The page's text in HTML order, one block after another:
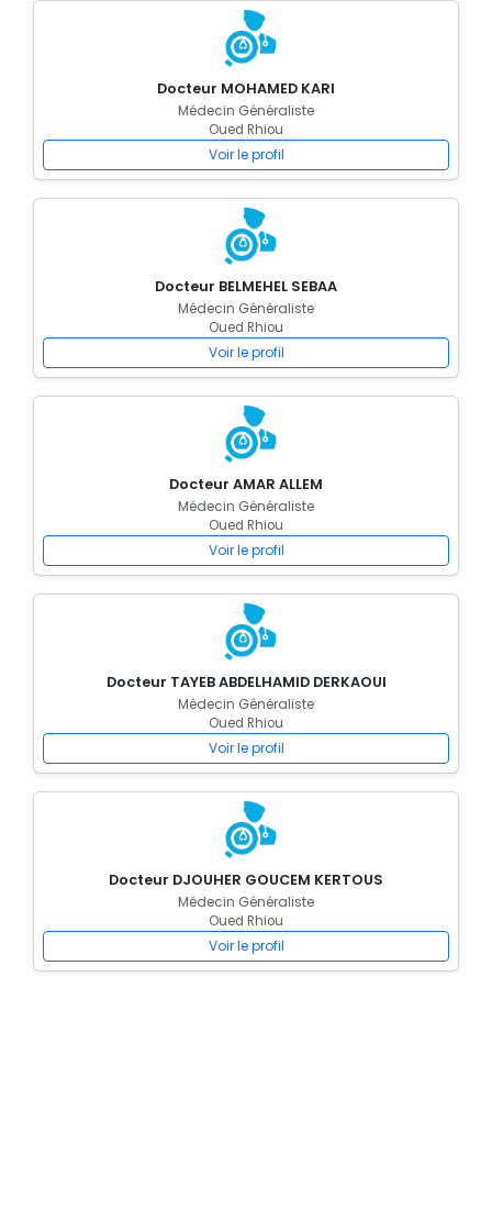
Docteur MOHAMED KARI
Médecin Généraliste
Oued Rhiou
Voir le profil
Docteur BELMEHEL SEBAA
Médecin Généraliste
Oued Rhiou
Voir le profil
Docteur AMAR ALLEM
Médecin Généraliste
Oued Rhiou
Voir le profil
Docteur TAYEB ABDELHAMID DERKAOUI
Médecin Généraliste
Oued Rhiou
Voir le profil
Docteur DJOUHER GOUCEM KERTOUS
Médecin Généraliste
Oued Rhiou
Voir le profil